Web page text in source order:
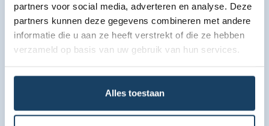
partners voor social media, adverteren en analyse. Deze
partners kunnen deze gegevens combineren met andere
informatie die u aan ze heeft verstrekt of die ze hebben
verzameld op basis van uw gebruik van hun services.
Alles toestaan